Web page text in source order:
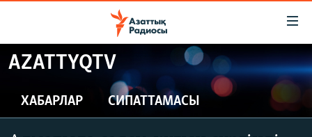
Skip
to
content
ЖАҢАЛЫҚТАР
САЯСАТ
AZATTYQTV
ХАБАРЛАР СИПАТТАМАСЫ